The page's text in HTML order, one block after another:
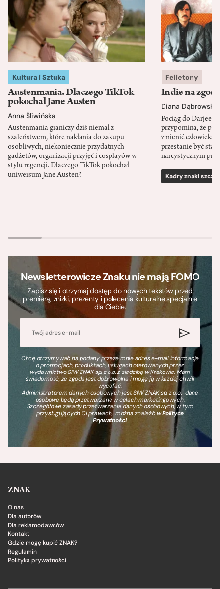
Kultura i Sztuka
Austenmania. Dlaczego TikTok
pokochał Jane Austen
Anna Śliwińska
Austenmania graniczy dziś niemal z
szaleństwem, które nakłania do zakupu
osobliwych, niekoniecznie przydatnych
gadżetów, organizacji przyjęć i cosplayów w
stylu regencji. Dlaczego TikTok pokochał
uniwersum Jane Austen?
Felietony
Indie na
Diana Dąbrowska
Pociąg do
przypomina, że
zmienić człowieka
przestanie być
narcystycznym
Kadry znaki
Newsletterowicze Znaku nie mają FOMO
Zapisz się i otrzymaj dostęp do nowych tekstów przed
premierą, zniżki, prezenty i polecenia kulturalne specjalnie
dla Ciebie.
Chcę otrzymywać na podany przeze mnie adres e-mail informacje
o promocjach, produktach, usługach oferowanych przez
wydawnictwo SIW ZNAK sp. z o.o. z siedzibą w Krakowie. Mam
świadomość, że zgoda jest dobrowolna i mogę ją w każdej chwili
wycofać.
Administratorem danych osobowych jest SIW ZNAK sp. z o.o., dane
osobowe będą przetwarzane w celach marketingowych.
Szczegółowe zasady przetwarzania danych osobowych, w tym
przysługujących Ci prawach, można znaleźć wPolityce
Prywatności.
ZNAK
O nas
Dla autorów
Dla reklamodawców
Kontakt
Gdzie mogę kupić ZNAK?
Regulamin
Polityka prywatności